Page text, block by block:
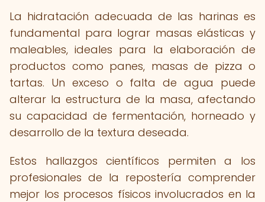
La hidratación adecuada de las harinas es
fundamental para lograr masas elásticas y
maleables, ideales para la elaboración de
productos como panes, masas de pizza o
tartas. Un exceso o falta de agua puede
alterar la estructura de la masa, afectando
su capacidad de fermentación, horneado y
desarrollo de la textura deseada.
Estos hallazgos científicos permiten a los
profesionales de la repostería comprender
mejor los procesos físicos involucrados en la